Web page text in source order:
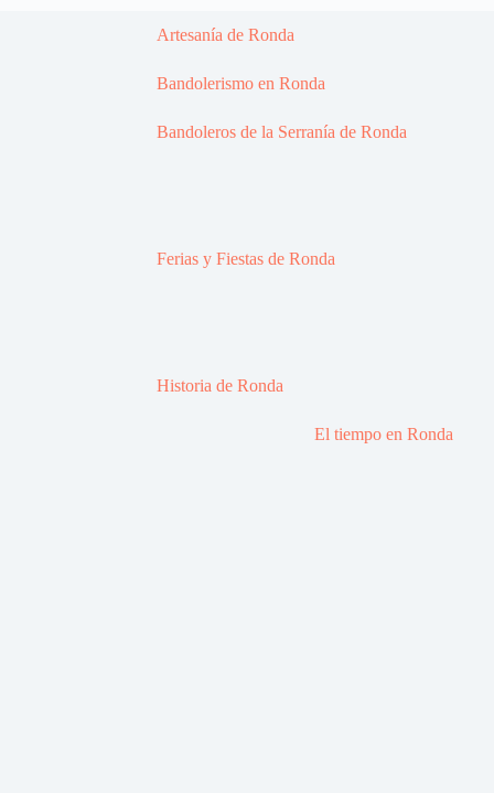
Artesanía de Ronda
Bandolerismo en Ronda
Bandoleros de la Serranía de Ronda
Ferias y Fiestas de Ronda
Historia de Ronda
El tiempo en Ronda